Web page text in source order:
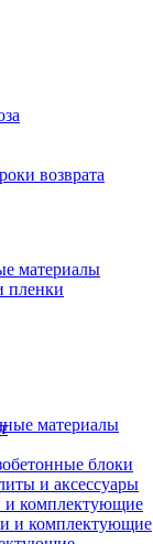
возврата
материалы
пленки
материалы
блоки
и аксессуары
и комплектующие
и комплектующие